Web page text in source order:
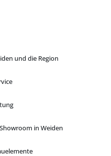
und die Region
in Weiden